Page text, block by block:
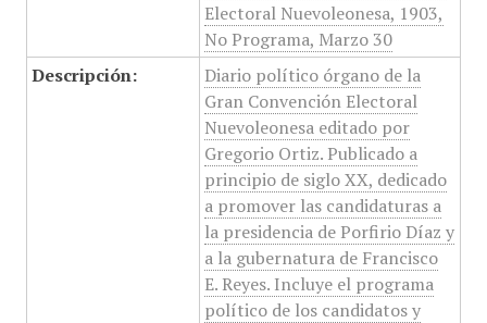
Electoral Nuevoleonesa, 1903,
No Programa, Marzo 30
Descripción:
Diario político órgano de la
Gran Convención Electoral
Nuevoleonesa editado por
Gregorio Ortiz. Publicado a
principio de siglo XX, dedicado
a promover las candidaturas a
la presidencia de Porfirio Díaz y
a la gubernatura de Francisco
E. Reyes. Incluye el programa
político de los candidatos y